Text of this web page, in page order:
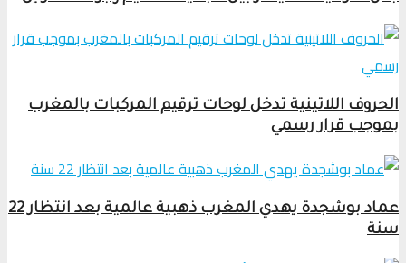
الحروف اللاتينية تدخل لوحات ترقيم المركبات بالمغرب
بموجب قرار رسمي
عماد بوشجدة يهدي المغرب ذهبية عالمية بعد انتظار 22
سنة